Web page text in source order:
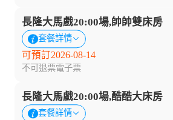
長隆大馬戲20:00場,帥帥雙床房
套餐詳情
可預訂2026-08-14
不可退票電子票
長隆大馬戲20:00場,酷酷大床房
套餐詳情